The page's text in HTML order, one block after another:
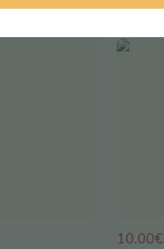
10.00€